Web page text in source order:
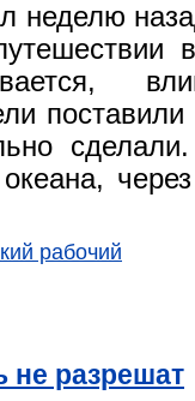
неделю
рабочий
не разрешат